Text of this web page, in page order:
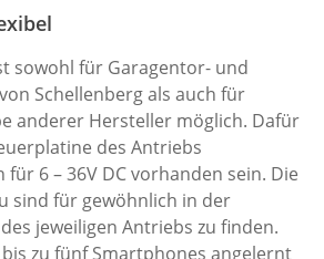
sowohl für Garagentor- und
Schellenberg als auch für
anderer Hersteller möglich. Dafür
des Antriebs
6 – 36V DC vorhanden sein. Die
sind für gewöhnlich in der
jeweiligen Antriebs zu finden.
zu fünf Smartphones angelernt